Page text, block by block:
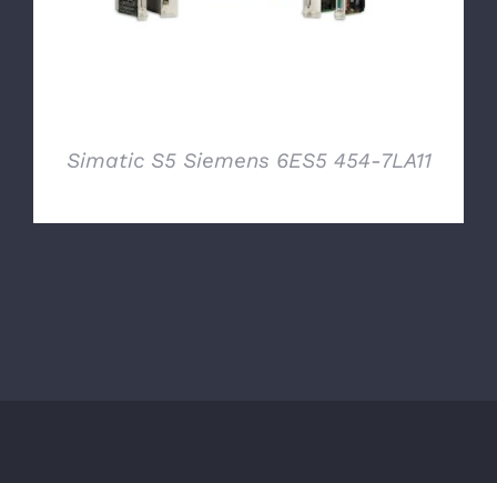
Simatic S5 Siemens 6ES5 454-7LA11